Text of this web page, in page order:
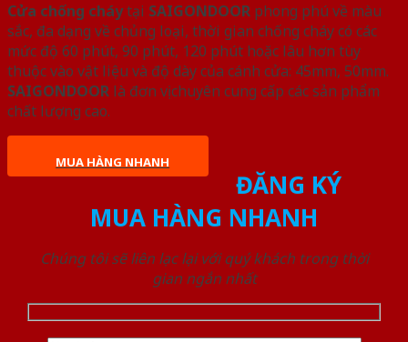
Cửa chống cháytại SAIGONDOOR phong phú về màu
sắc, đa dạng về chủng loại, thời gian chống cháy có các
mức độ 60 phút, 90 phút, 120 phút hoặc lâu hơn tùy
thuộc vào vật liệu và độ dày của cánh cửa: 45mm, 50mm.
SAIGONDOOR là đơn vị chuyên cung cấp các sản phẩm
chất lượng cao.
MUA HÀNG NHANH
ĐĂNG KÝ
MUA HÀNG NHANH
Chúng tôi sẽ liên lạc lại với quý khách trong thời
gian ngắn nhất